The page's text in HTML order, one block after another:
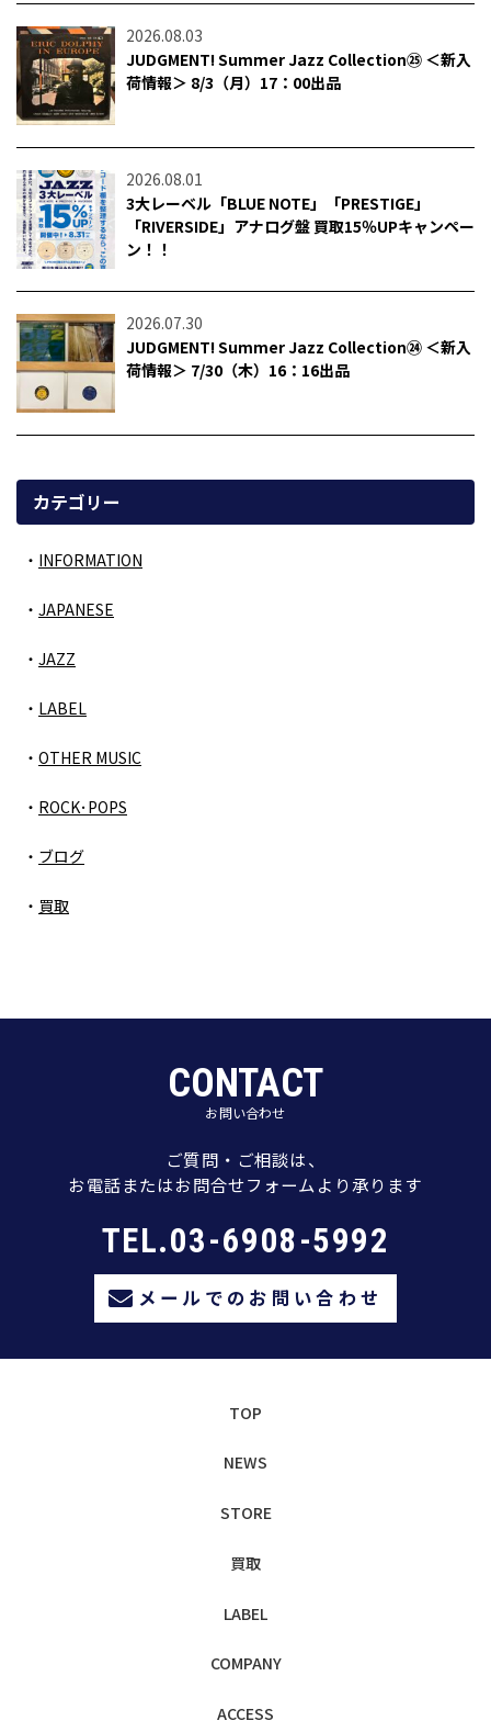
2026.08.03
JUDGMENT! Summer Jazz Collection㉕ ＜新入
荷情報＞ 8/3（月）17：00出品
2026.08.01
3大レーベル「BLUE NOTE」「PRESTIGE」
「RIVERSIDE」アナログ盤 買取15％UPキャンペー
ン！！
2026.07.30
JUDGMENT! Summer Jazz Collection㉔ ＜新入
荷情報＞ 7/30（木）16：16出品
カテゴリー
INFORMATION
JAPANESE
JAZZ
LABEL
OTHER MUSIC
ROCK･POPS
ブログ
買取
CONTACT
お問い合わせ
ご質問・ご相談は、
お電話またはお問合せフォームより承ります
TEL.03-6908-5992
メールでのお問い合わせ
TOP
NEWS
STORE
買取
LABEL
COMPANY
ACCESS